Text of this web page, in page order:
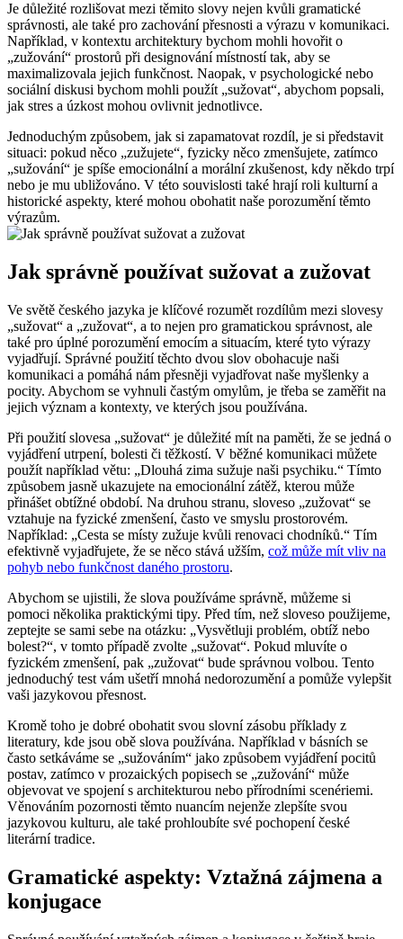
Je důležité rozlišovat mezi těmito slovy nejen kvůli gramatické
správnosti, ale také pro zachování přesnosti a výrazu v komunikaci.
Například, v kontextu architektury bychom mohli hovořit o
„zužování“ prostorů při designování místností tak, aby se
maximalizovala jejich funkčnost. Naopak, v psychologické nebo
sociální diskusi bychom mohli použít „sužovat“, abychom popsali,
jak stres a úzkost mohou ovlivnit jednotlivce.
Jednoduchým způsobem, jak si zapamatovat rozdíl, je si představit
situaci: pokud něco „zužujete“, fyzicky něco zmenšujete, zatímco
„sužování“ je spíše emocionální a morální zkušenost, kdy někdo trpí
nebo je mu ubližováno. V této souvislosti také hrají roli kulturní a
historické aspekty, které mohou obohatit naše porozumění těmto
výrazům.
Jak správně používat sužovat a zužovat
Ve světě českého jazyka je klíčové rozumět rozdílům mezi slovesy
„sužovat“ a „zužovat“, a to nejen pro gramatickou správnost, ale
také pro úplné porozumění emocím a situacím, které tyto výrazy
vyjadřují. Správné použití těchto dvou slov obohacuje naši
komunikaci a pomáhá nám přesněji vyjadřovat naše myšlenky a
pocity. Abychom se vyhnuli častým omylům, je třeba se zaměřit na
jejich význam a kontexty, ve kterých jsou používána.
Při použití slovesa „sužovat“ je důležité mít na paměti, že se jedná o
vyjádření utrpení, bolesti či těžkostí. V běžné komunikaci můžete
použít například větu: „Dlouhá zima sužuje naši psychiku.“ Tímto
způsobem jasně ukazujete na emocionální zátěž, kterou může
přinášet obtížné období. Na druhou stranu, sloveso „zužovat“ se
vztahuje na fyzické zmenšení, často ve smyslu prostorovém.
Například: „Cesta se místy zužuje kvůli renovaci chodníků.“ Tím
efektivně vyjadřujete, že se něco stává užším, což může mít vliv na
pohyb nebo funkčnost daného prostoru.
Abychom se ujistili, že slova používáme správně, můžeme si
pomoci několika praktickými tipy. Před tím, než sloveso použijeme,
zeptejte se sami sebe na otázku: „Vysvětluji problém, obtíž nebo
bolest?“, v tomto případě zvolte „sužovat“. Pokud mluvíte o
fyzickém zmenšení, pak „zužovat“ bude správnou volbou. Tento
jednoduchý test vám ušetří mnohá nedorozumění a pomůže vylepšit
vaši jazykovou přesnost.
Kromě toho je dobré obohatit svou slovní zásobu příklady z
literatury, kde jsou obě slova používána. Například v básních se
často setkáváme se „sužováním“ jako způsobem vyjádření pocitů
postav, zatímco v prozaických popisech se „zužování“ může
objevovat ve spojení s architekturou nebo přírodními scenériemi.
Věnováním pozornosti těmto nuancím nejenže zlepšíte svou
jazykovou kulturu, ale také prohloubíte své pochopení české
literární tradice.
Gramatické aspekty: Vztažná zájmena a
konjugace